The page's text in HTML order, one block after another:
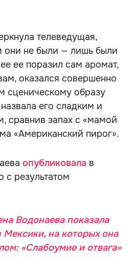
телеведущая,
они не были — лишь были
ее поразил сам аромат,
оказался совершенно
сценическому образу
его сладким и
сравнив запах с «мамой
«Американский пирог».
опубликовала в
с результатом
Водонаева показала
на которых она
«Слабоумие и отвага»